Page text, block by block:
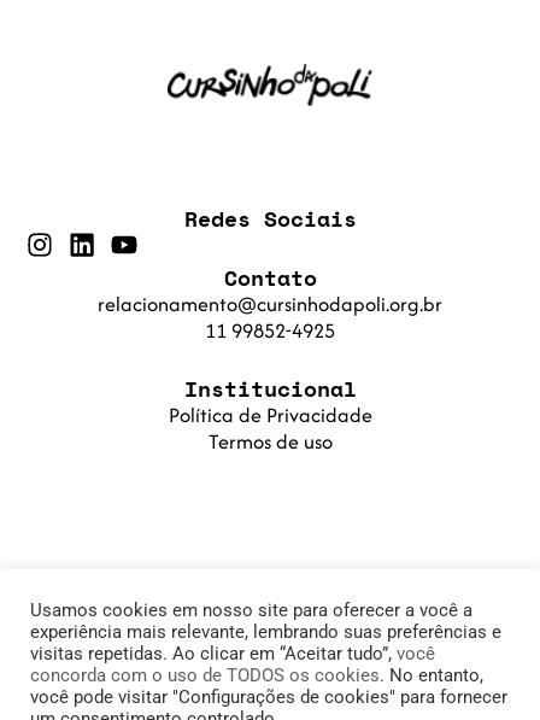
Institucional
Política de Privacidade
Termos de uso
Contato
relacionamento@cursinhodapoli.org.br
11 99852-4925
Redes Sociais
© 2025 Cursinho da Poli. Fundação PoliSaber |
Usamos cookies em nosso site para oferecer a você a
experiência mais relevante, lembrando suas preferências e
visitas repetidas. Ao clicar em “Aceitar tudo”, você
concorda com o uso de TODOS os cookies. No entanto,
você pode visitar "Configurações de cookies" para fornecer